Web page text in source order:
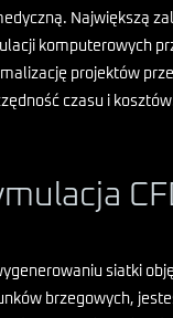
Największą
komputerowych
projektów
czasu i
siatki
brzegowych,